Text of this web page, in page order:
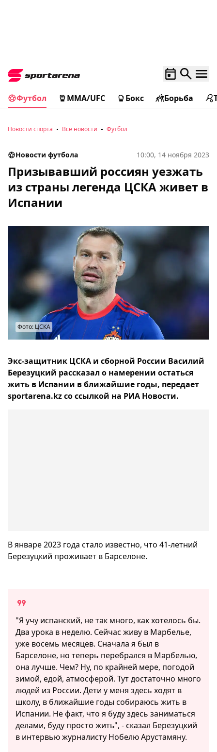
Футбол MMA/UFC Бокс Борьба
Новости спорта Все новости Футбол
Новости футбола 10:00, 14 ноября 2023
Призывавший россиян уезжать
из страны легенда ЦСКА живет в
Испании
Фото: ЦСКА
Экс-защитник ЦСКА и сборной России Василий
Березуцкий рассказал о намерении остаться
жить в Испании в ближайшие годы, передает
sportarena.kz со ссылкой на РИА Новости.
В январе 2023 года стало известно, что 41-летний
Березуцкий проживает в Барселоне.
"Я учу испанский, не так много, как хотелось бы.
Два урока в неделю. Сейчас живу в Марбелье,
уже восемь месяцев. Сначала я был в
Барселоне, но теперь перебрался в Марбелью,
она лучше. Чем? Ну, по крайней мере, погодой
зимой, едой, атмосферой. Тут достаточно много
людей из России. Дети у меня здесь ходят в
школу, в ближайшие годы собираюсь жить в
Испании. Не факт, что я буду здесь заниматься
делами, буду просто жить", - сказал Березуцкий
в интервью журналисту Нобелю Арустамяну.